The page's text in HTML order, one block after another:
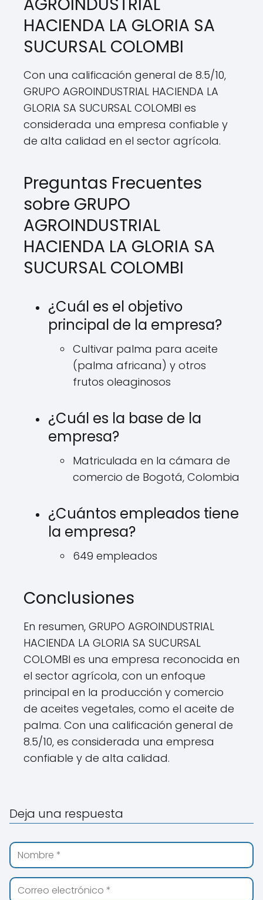
HACIENDA LA GLORIA SA
SUCURSAL COLOMBI
Con una calificación general de 8.5/10,
GRUPO AGROINDUSTRIAL HACIENDA LA
GLORIA SA SUCURSAL COLOMBI es
considerada una empresa confiable y
de alta calidad en el sector agrícola.
Preguntas Frecuentes
sobre GRUPO
AGROINDUSTRIAL
HACIENDA LA GLORIA SA
SUCURSAL COLOMBI
¿Cuál es el objetivo
principal de la empresa?
Cultivar palma para aceite
(palma africana) y otros
frutos oleaginosos
¿Cuál es la base de la
empresa?
Matriculada en la cámara de
comercio de Bogotá, Colombia
¿Cuántos empleados tiene
la empresa?
649 empleados
Conclusiones
En resumen, GRUPO AGROINDUSTRIAL
HACIENDA LA GLORIA SA SUCURSAL
COLOMBI es una empresa reconocida en
el sector agrícola, con un enfoque
principal en la producción y comercio
de aceites vegetales, como el aceite de
palma. Con una calificación general de
8.5/10, es considerada una empresa
confiable y de alta calidad.
Deja una respuesta